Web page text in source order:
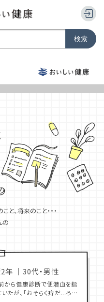
と、将来のこと・・・
の
年 ｜ 30代・男性
から健康診断で便潜血を指
たが、「おそらく痔だ...ろう」